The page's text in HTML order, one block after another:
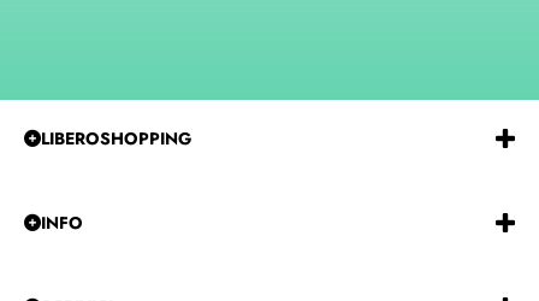
LIBEROSHOPPING
REA:BA-585915
INFO